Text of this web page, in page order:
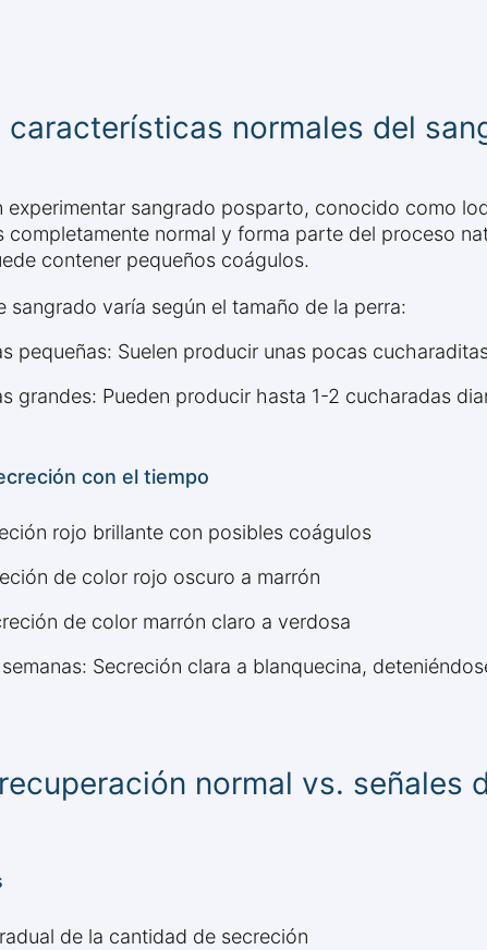
características normales del
experimentar sangrado posparto, conocido como
completamente normal y forma parte del proceso
contener pequeños coágulos.
sangrado varía según el tamaño de la perra:
pequeñas: Suelen producir unas pocas
grandes: Pueden producir hasta 1-2 cucharadas
con el tiempo
rojo brillante con posibles coágulos
de color rojo oscuro a marrón
de color marrón claro a verdosa
Secreción clara a blanquecina,
normal vs. señales
de la cantidad de secreción